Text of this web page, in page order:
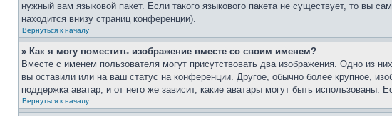
нужный вам языковой пакет. Если такого языкового пакета не существует, то вы
находится внизу страниц конференции).
Вернуться к началу
» Как я могу поместить изображение вместе со своим именем?
Вместе с именем пользователя могут присутствовать два изображения. Одно из
вы оставили или на ваш статус на конференции. Другое, обычно более крупное,
поддержка аватар, и от него же зависит, какие аватары могут быть
Вернуться к началу